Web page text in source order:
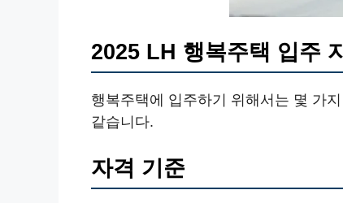
2025 LH 행복주택 입주
행복주택에 입주하기 위해서는 몇 가
같습니다.
자격 기준